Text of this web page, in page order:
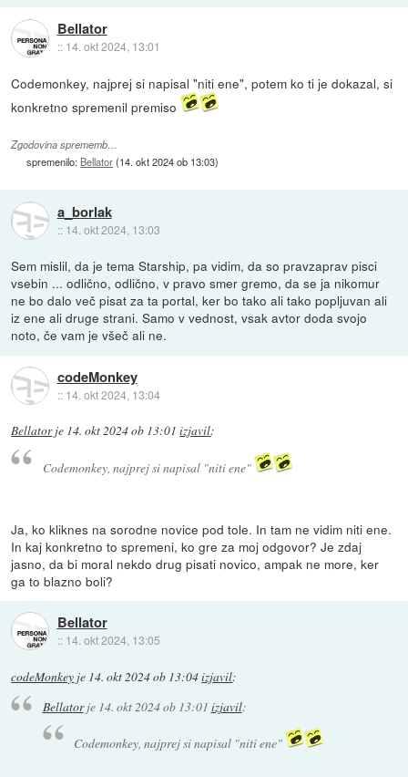
Bellator
:: 14. okt 2024, 13:01
Codemonkey, najprej si napisal "niti ene", potem ko ti je dokazal, si
konkretno spremenil premiso
Zgodovina sprememb…
spremenilo: Bellator(14. okt 2024 ob 13:03)
a_borlak
:: 14. okt 2024, 13:03
Sem mislil, da je tema Starship, pa vidim, da so pravzaprav pisci
vsebin ... odlično, odlično, v pravo smer gremo, da se ja nikomur
ne bo dalo več pisat za ta portal, ker bo tako ali tako popljuvan ali
iz ene ali druge strani. Samo v vednost, vsak avtor doda svojo
noto, če vam je všeč ali ne.
codeMonkey
:: 14. okt 2024, 13:04
Bellatorje 14. okt 2024 ob 13:01 izjavil:
Codemonkey, najprej si napisal "niti ene"
Ja, ko kliknes na sorodne novice pod tole. In tam ne vidim niti ene.
In kaj konkretno to spremeni, ko gre za moj odgovor? Je zdaj
jasno, da bi moral nekdo drug pisati novico, ampak ne more, ker
ga to blazno boli?
Bellator
:: 14. okt 2024, 13:05
codeMonkey je 14. okt 2024 ob 13:04izjavil:
Bellatorje 14. okt 2024 ob 13:01 izjavil:
Codemonkey, najprej si napisal "niti ene"